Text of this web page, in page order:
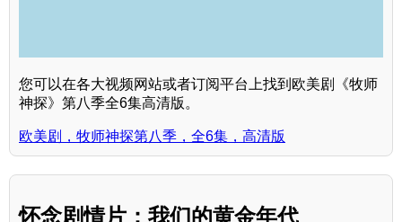
您可以在各大视频网站或者订阅平台上找到欧美剧《牧师
神探》第八季全6集高清版。
欧美剧，牧师神探第八季，全6集，高清版
怀念剧情片：我们的黄金年代